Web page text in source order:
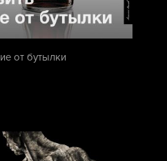
от бутылки